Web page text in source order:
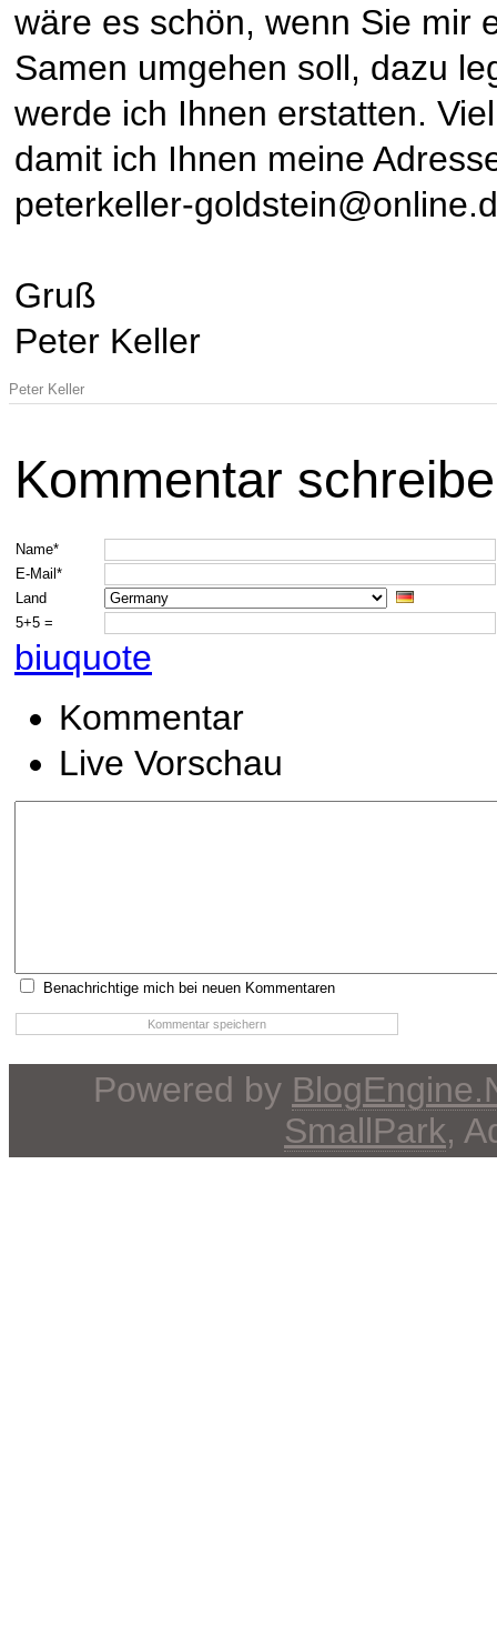
wäre es schön, wenn Sie mir
Samen umgehen soll, dazu
werde ich Ihnen erstatten.
damit ich Ihnen meine
peterkeller-
Gruß
Peter Keller
Peter Keller
Kommentar
Name*
E-Mail*
Land
5+5 =
biuquote
Kommentar
Live Vorschau
Benachrichtige mich bei neuen Kommentaren
Powered by
SmallPark,